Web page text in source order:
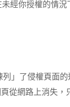
經你授權的情況
」了侵權頁面的
從網路上消失，